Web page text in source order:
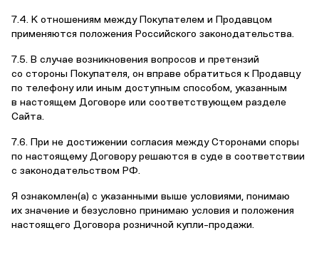
7.4. К отношениям между Покупателем и Продавцом
применяются положения Российского законодательства.
7.5. В случае возникновения вопросов и претензий
со стороны Покупателя, он вправе обратиться к Продавцу
по телефону или иным доступным способом, указанным
в настоящем Договоре или соответствующем разделе
Сайта.
7.6. При не достижении согласия между Сторонами споры
по настоящему Договору решаются в суде в соответствии
с законодательством РФ.
Я ознакомлен(а) с указанными выше условиями, понимаю
их значение и безусловно принимаю условия и положения
настоящего Договора розничной купли-продажи.